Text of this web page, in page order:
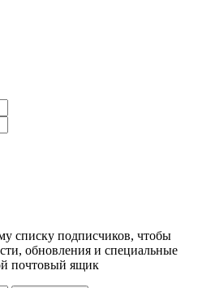
списку подписчиков, чтобы
обновления и специальные
почтовый ящик